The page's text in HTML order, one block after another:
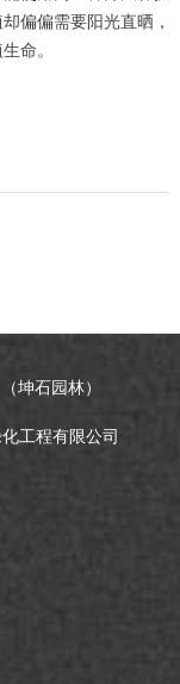
偏偏需要阳光直晒，
命。
坤石园林）
工程有限公司